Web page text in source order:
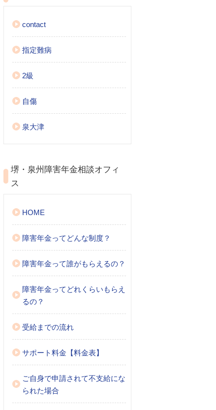
contact
指定難病
2級
自傷
泉大津
堺・泉州障害年金相談オフィ
ス
HOME
障害年金ってどんな制度？
障害年金って誰がもらえるの？
障害年金ってどれくらいもらえ
るの？
受給までの流れ
サポート料金【料金表】
ご自身で申請されて不支給にな
られた場合